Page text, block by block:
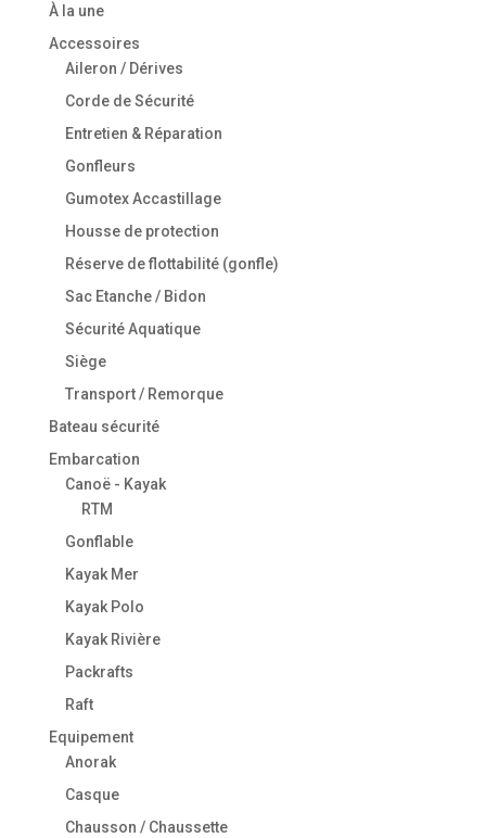
À la une
Accessoires
Aileron / Dérives
Corde de Sécurité
Entretien & Réparation
Gonfleurs
Gumotex Accastillage
Housse de protection
Réserve de flottabilité (gonfle)
Sac Etanche / Bidon
Sécurité Aquatique
Siège
Transport / Remorque
Bateau sécurité
Embarcation
Canoë - Kayak
RTM
Gonflable
Kayak Mer
Kayak Polo
Kayak Rivière
Packrafts
Raft
Equipement
Anorak
Casque
Chausson / Chaussette